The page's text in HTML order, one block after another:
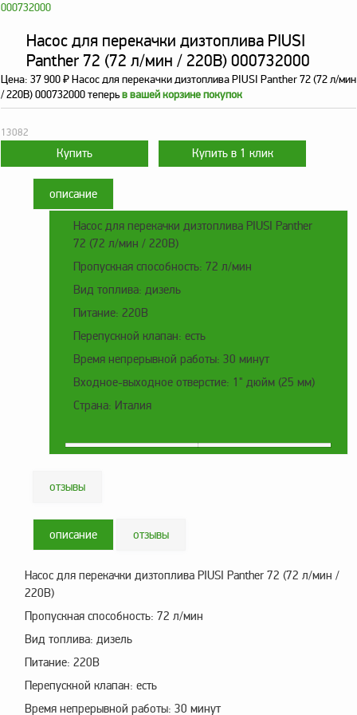
Пульты управления,
контроллеры
Устройства громкой
связи и оповещения
Краны раздаточные,
з/ч и комплектующие
Резервуарное
оборудование
Запорная арматура
Насосы и насосные
Устройства слива и
Счетчики и фильтры
Метрологическое
оборудование
техпластина МБС
арматура
заземления
Продукция НПП
Газоаналитическое
оборудование
оборудование
Насос для перекачки дизтоплива PIUSI
Panther 72 (72 л/мин / 220В) 000732000
Цена: 37 900₽Насос для перекачки дизтоплива PIUSI Panther 72 (72 л/мин
/ 220В) 000732000 теперьв вашей корзине покупок
13082
описание
Насос для перекачки дизтоплива PIUSI Panther
72 (72 л/мин / 220В)
Пропускная способность: 72 л/мин
Вид топлива: дизель
Питание: 220В
Перепускной клапан: есть
Время непрерывной работы: 30 минут
Входное-выходное отверстие: 1" дюйм (25 мм)
Страна: Италия
отзывы
описание отзывы
Насос для перекачки дизтоплива PIUSI Panther 72 (72 л/мин /
220В)
Пропускная способность: 72 л/мин
Вид топлива: дизель
Питание: 220В
Перепускной клапан: есть
Время непрерывной работы: 30 минут